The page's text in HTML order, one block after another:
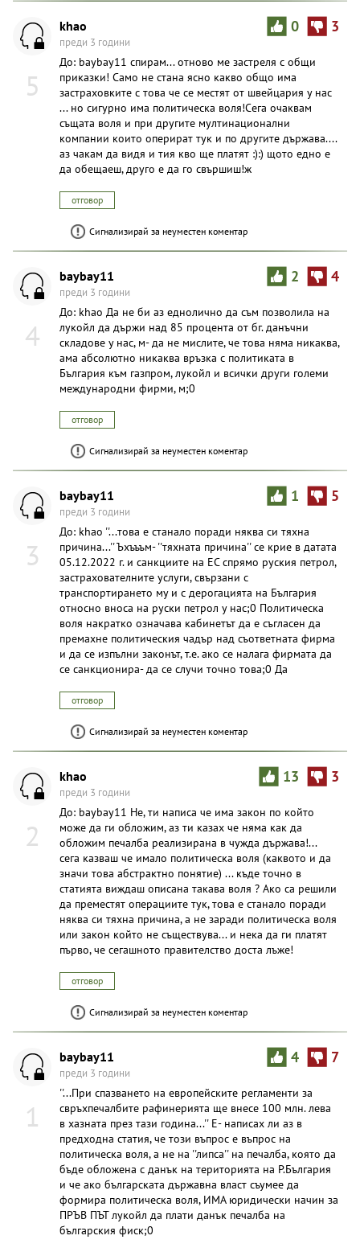
5
0 3
khao
преди 3 години
До: baybay11 спирам... отново ме застреля с общи
приказки! Само не стана ясно какво общо има
застраховките с това че се местят от швейцария у нас
... но сигурно има политическа воля!Сега очаквам
същата воля и при другите мултинационални
компании които оперират тук и по другите държава....
аз чакам да видя и тия кво ще платят :):) щото едно е
да обещаеш, друго е да го свършиш!ж
отговор
Сигнализирай за неуместен коментар
4
2 4
baybay11
преди 3 години
До: khao Да не би аз еднолично да съм позволила на
лукойл да държи над 85 процента от бг. данъчни
складове у нас, м- да не мислите, че това няма никаква,
ама абсолютно никаква връзка с политиката в
България към газпром, лукойл и всички други големи
международни фирми, м;0
отговор
Сигнализирай за неуместен коментар
3
1 5
baybay11
преди 3 години
До: khao ''...това е станало поради няква си тяхна
причина...'' Ъхъъъм- ''тяхната причина'' се крие в датата
05.12.2022 г. и санкциите на ЕС спрямо руския петрол,
застрахователните услуги, свързани с
транспортирането му и с дерогацията на България
относно вноса на руски петрол у нас;0 Политическа
воля накратко означава кабинетът да е съгласен да
премахне политическия чадър над съответната фирма
и да се изпълни законът, т.е. ако се налага фирмата да
се санкционира- да се случи точно това;0 Да
отговор
Сигнализирай за неуместен коментар
2
13 3
khao
преди 3 години
До: baybay11 Не, ти написа че има закон по който
може да ги обложим, аз ти казах че няма как да
обложим печалба реализирана в чужда държава!...
сега казваш че имало политическа воля (каквото и да
значи това абстрактно понятие) ... къде точно в
статията виждаш описана такава воля ? Ако са решили
да преместят операциите тук, това е станало поради
няква си тяхна причина, а не заради политическа воля
или закон който не съществува... и нека да ги платят
първо, че сегашното правителство доста лъже!
отговор
Сигнализирай за неуместен коментар
1
4 7
baybay11
преди 3 години
''...При спазването на европейските регламенти за
свръхпечалбите рафинерията ще внесе 100 млн. лева
в хазната през тази година...'' E- написах ли аз в
предходна статия, че този въпрос е въпрос на
политическа воля, а не на ''липса'' на печалба, която да
бъде обложена с данък на територията на Р.България
и че ако българската държавна власт съумее да
формира политическа воля, ИМА юридически начин за
ПРЪВ ПЪТ лукойл да плати данък печалба на
българския фиск;0